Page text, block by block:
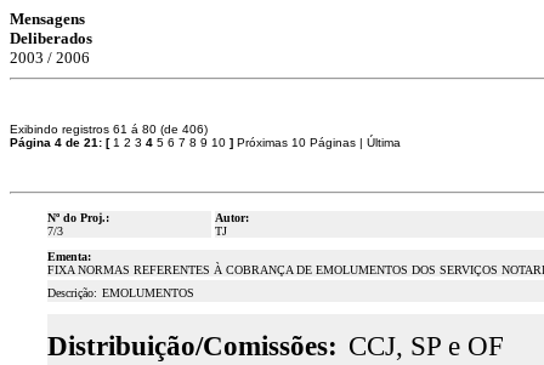
Mensagens
Deliberados
2003 / 2006
Exibindo registros 61 á 80 (de 406)
Página 4 de 21: [ 1 2 3 4 5 6 7 8 9 10 ] Próximas 10 Páginas | Última
Nº do Proj.:
7/3
Autor:
TJ
Ementa:
FIXA NORMAS REFERENTES À COBRANÇA DE EMOLUMENTOS DOS SERVIÇOS
Descrição: EMOLUMENTOS
Distribuição/Comissões: CCJ, SP e OF